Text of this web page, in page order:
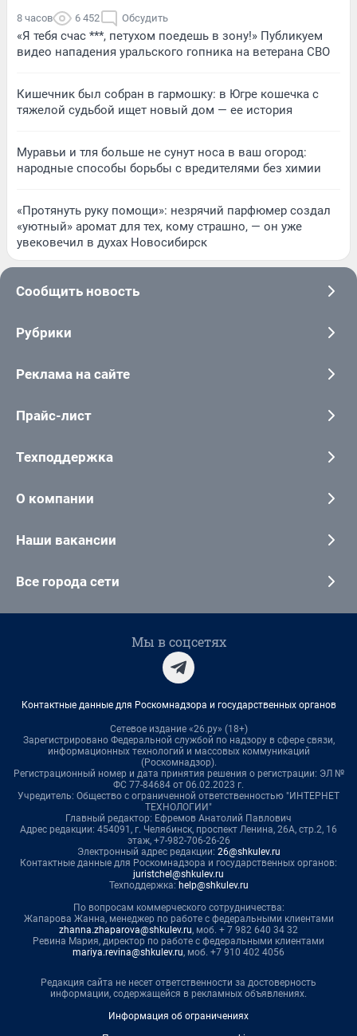
8 часов 6 452 Обсудить
«Я тебя счас ***, петухом поедешь в зону!» Публикуем
видео нападения уральского гопника на ветерана СВО
Кишечник был собран в гармошку: в Югре кошечка с
тяжелой судьбой ищет новый дом — ее история
Муравьи и тля больше не сунут носа в ваш огород:
народные способы борьбы с вредителями без химии
«Протянуть руку помощи»: незрячий парфюмер создал
«уютный» аромат для тех, кому страшно, — он уже
увековечил в духах Новосибирск
Сообщить новость
Рубрики
Реклама на сайте
Прайс-лист
Техподдержка
О компании
Наши вакансии
Все города сети
Мы в соцсетях
Контактные данные для Роскомнадзора и государственных органов
Сетевое издание «26.ру» (18+)
Зарегистрировано Федеральной службой по надзору в сфере связи,
информационных технологий и массовых коммуникаций
(Роскомнадзор).
Регистрационный номер и дата принятия решения о регистрации: ЭЛ №
ФС 77-84684 от 06.02.2023 г.
Учредитель: Общество с ограниченной ответственностью "ИНТЕРНЕТ
ТЕХНОЛОГИИ"
Главный редактор: Ефремов Анатолий Павлович
Адрес редакции: 454091, г. Челябинск, проспект Ленина, 26А, стр.2, 16
этаж, +7-982-706-26-26
Электронный адрес редакции: 26@shkulev.ru
Контактные данные для Роскомнадзора и государственных органов:
juristchel@shkulev.ru
Техподдержка: help@shkulev.ru
По вопросам коммерческого сотрудничества:
Жапарова Жанна, менеджер по работе с федеральными клиентами
zhanna.zhaparova@shkulev.ru, моб. + 7 982 640 34 32
Ревина Мария, директор по работе с федеральными клиентами
mariya.revina@shkulev.ru, моб. +7 910 402 4056
Редакция сайта не несет ответственности за достоверность
информации, содержащейся в рекламных объявлениях.
Информация об ограничениях